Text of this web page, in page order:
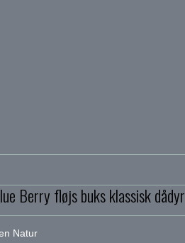
Berry fløjs buks klassisk dådyr
Natur